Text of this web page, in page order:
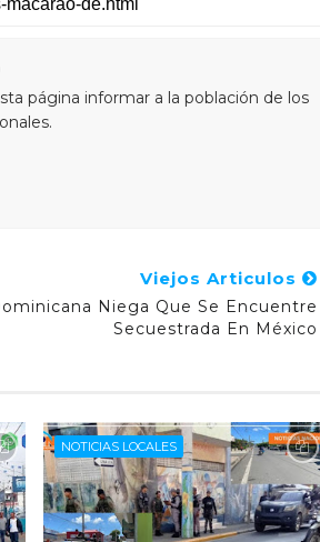
página informar a la población de los
Viejos Articulos
Niega Que Se Encuentre
Secuestrada En México
NOTICIAS LOCALES